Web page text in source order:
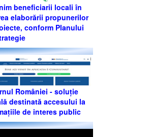
beneficiarii locali în
elaborării propunerilor
conform Planului
României - soluție
destinată accesului la
de interes public